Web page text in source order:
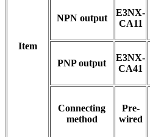
Item
NPN output
E3NX-
CA11
PNP output
E3NX-
CA41
Connecting
method
Pre-
wired